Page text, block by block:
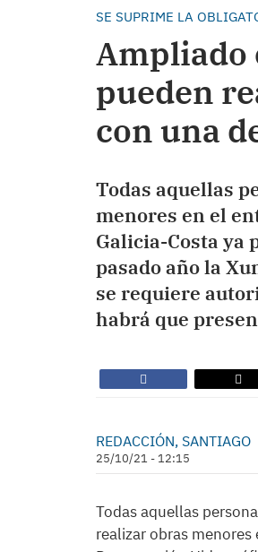
SE SUPRIME LA
Ampliado
pueden
con una
Todas aquellas
menores en el
Galicia-Costa ya
pasado año la
se requiere
habrá que
REDACCIÓN, SANTIAGO
25/10/21 - 12:15
Todas aquellas
realizar obras